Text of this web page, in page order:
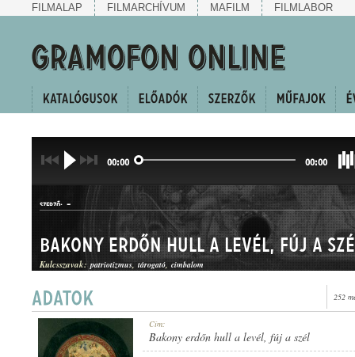
FILMALAP FILMARCHÍVUM MAFILM FILMLABOR
00:00 00:00
SZERZŐ: -
KURUC KESERGŐ
Bakony erdőn hull a levél, fúj a
Kulcsszavak: patriotizmus tárogató cimbalom
252
Cím:
Bakony erdőn hull a levél, fúj a szél